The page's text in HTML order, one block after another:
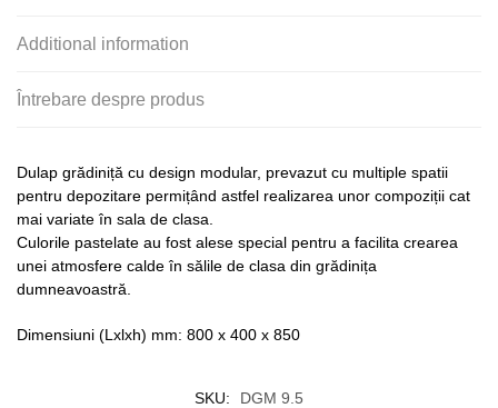
Additional information
Întrebare despre produs
Dulap grădiniță cu design modular, prevazut cu multiple spatii
pentru depozitare permițând astfel realizarea unor compoziții cat
mai variate în sala de clasa.
Culorile pastelate au fost alese special pentru a facilita crearea
unei atmosfere calde în sălile de clasa din grădinița
dumneavoastră.
Dimensiuni (Lxlxh) mm: 800 x 400 x 850
SKU:
DGM 9.5